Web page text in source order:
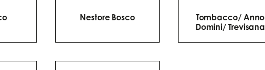
Nestore Bosco
Tombacco/ Anno
Domini/ Trevisana